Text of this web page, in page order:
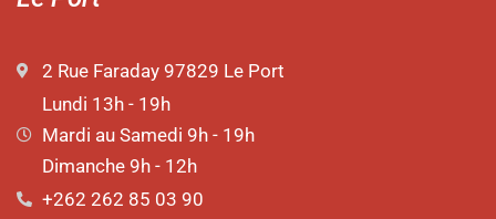
2 Rue Faraday 97829 Le Port
Lundi 13h - 19h
Mardi au Samedi 9h - 19h
Dimanche 9h - 12h
+262 262 85 03 90